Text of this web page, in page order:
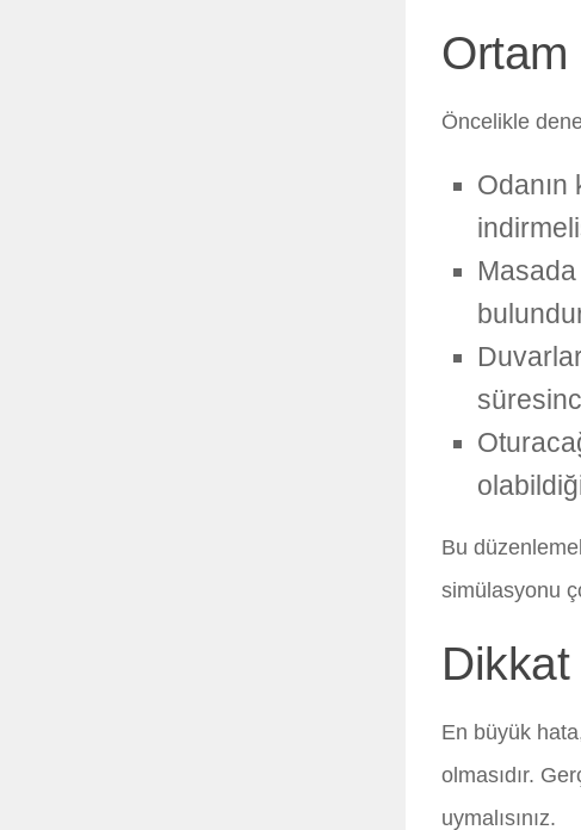
Öncelikle
Odanın
Bu
simülasyonu
Dikkat
En büyük
olmasıdır.
uymalısınız.